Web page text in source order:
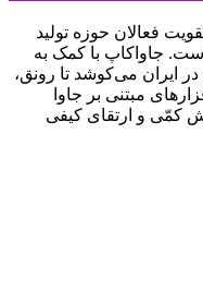
فعالان حوزه‌ تولید
است. جاواکاپ با کمک به
در ایران می‌کوشد تا رونق،
مبتنی بر جاوا
کمّی و ارتقای کیفی